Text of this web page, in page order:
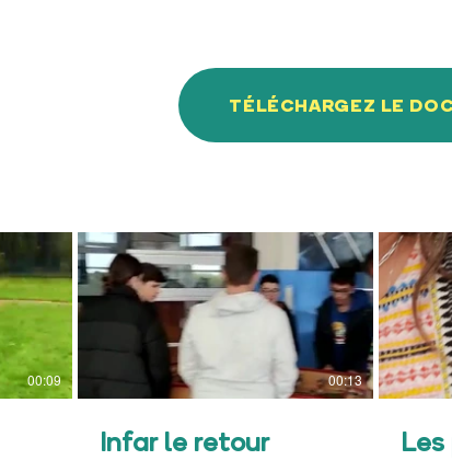
TÉLÉCHARGEZ LE
00:09 00:13
Infar le retour